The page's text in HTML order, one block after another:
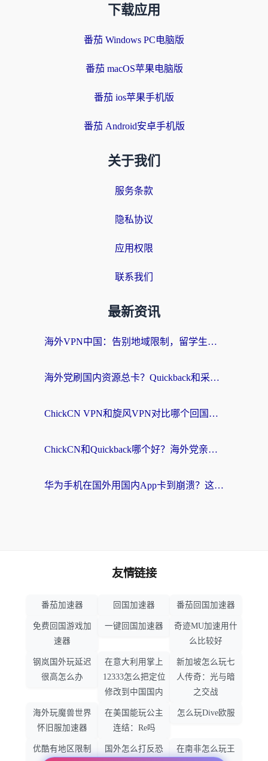
下载应用
番茄 Windows PC电脑版
番茄 macOS苹果电脑版
番茄 ios苹果手机版
番茄 Android安卓手机版
关于我们
服务条款
隐私协议
应用权限
联系我们
最新资讯
海外VPN中国：告别地域限制，留学生与华人如何轻松刷国内剧、玩国服？
海外党刷国内资源总卡？Quickback和采集蜂好用吗？这篇指南帮你避坑
ChickCN VPN和旋风VPN对比哪个回国效果更好？海外党亲测实用指南
ChickCN和Quickback哪个好？海外党亲测回国加速器，轻松解锁国内资源（附避坑指南）
华为手机在国外用国内App卡到崩溃？这篇加速器指南帮你无缝刷剧打游戏
友情链接
番茄加速器 回国加速器 番茄回国加速器
免费回国游戏加
速器
一键回国加速器
奇迹MU加速用什
么比较好
钢岚国外玩延迟
很高怎么办
在意大利用掌上
12333怎么把定位
修改到中国国内
新加坡怎么玩七
人传奇：光与暗
之交战
海外玩魔兽世界
怀旧服加速器
在美国能玩公主
连结：Re吗
怎么玩Dive欧服
优酷有地区限制
国外怎么打反恐
在南非怎么玩王